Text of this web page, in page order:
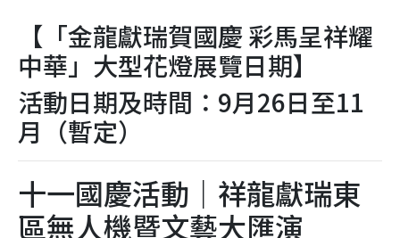
【「金龍獻瑞賀國慶 彩馬呈祥耀
中華」大型花燈展覽日期】
活動日期及時間：9月26日至11
月（暫定）
十一國慶活動｜祥龍獻瑞東
區無人機暨文藝大匯演